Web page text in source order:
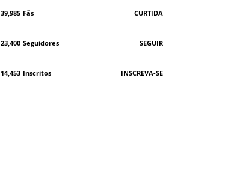
39,985 Fãs CURTIDA
23,400 Seguidores SEGUIR
14,453 Inscritos INSCREVA-SE